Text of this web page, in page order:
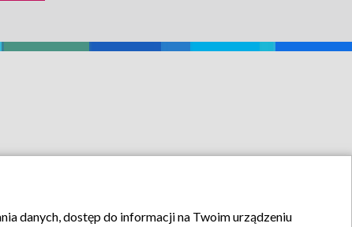
danych, dostęp do informacji na Twoim urządzeniu